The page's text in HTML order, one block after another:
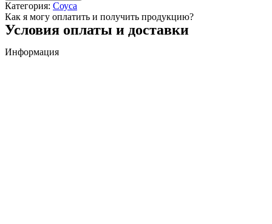
Категория: Соуса
Как я могу оплатить и получить продукцию?
Условия оплаты и доставки
Информация